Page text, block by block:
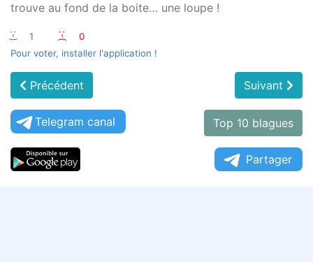
trouve au fond de la boite… une loupe !
:-) 1 :-(
0
Pour voter, installer l'application !
Précédent Suivant
Telegram canal Top 10 blagues
Partager